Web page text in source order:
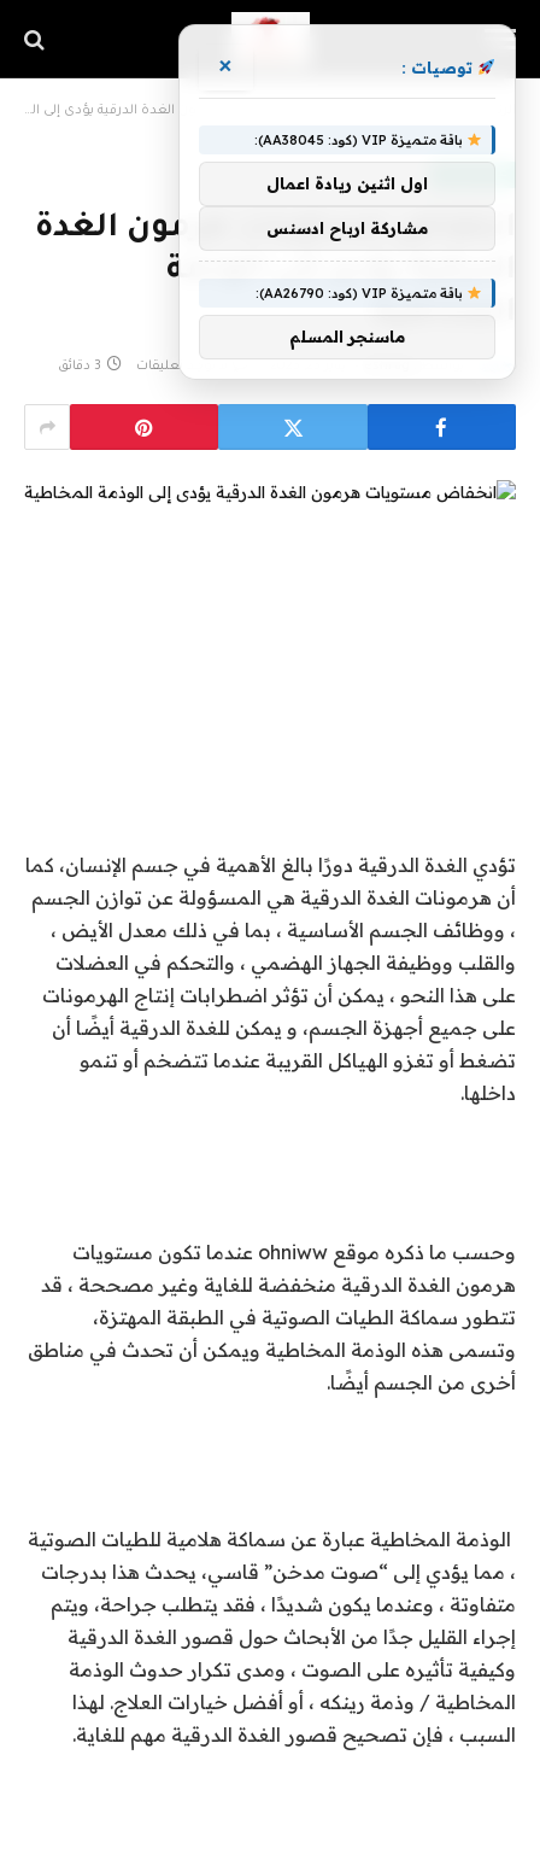
انخفاض مستويات هرمون الغدة الدرقية يؤدى إلى الوذمة المخاطية
انخفاض مستويات هرمون الغدة
الدرقية يؤدى إلى الوذمة
المخاطية
لا توجد تعليقات 3 دقائق
تؤدي الغدة الدرقية دورًا بالغ الأهمية في جسم الإنسان، كما
أن هرمونات الغدة الدرقية هي المسؤولة عن توازن الجسم
، ووظائف الجسم الأساسية ، بما في ذلك معدل الأيض ،
والقلب ووظيفة الجهاز الهضمي ، والتحكم في العضلات
على هذا النحو ، يمكن أن تؤثر اضطرابات إنتاج الهرمونات
على جميع أجهزة الجسم، و يمكن للغدة الدرقية أيضًا أن
تضغط أو تغزو الهياكل القريبة عندما تتضخم أو تنمو
داخلها.
وحسب ما ذكره موقع ohniww عندما تكون مستويات
هرمون الغدة الدرقية منخفضة للغاية وغير مصححة ، قد
تتطور سماكة الطيات الصوتية في الطبقة المهتزة،
وتسمى هذه الوذمة المخاطية ويمكن أن تحدث في مناطق
أخرى من الجسم أيضًا.
الوذمة المخاطية عبارة عن سماكة هلامية للطيات الصوتية
، مما يؤدي إلى “صوت مدخن” قاسي، يحدث هذا بدرجات
متفاوتة ، وعندما يكون شديدًا ، فقد يتطلب جراحة، ويتم
إجراء القليل جدًا من الأبحاث حول قصور الغدة الدرقية
وكيفية تأثيره على الصوت ، ومدى تكرار حدوث الوذمة
المخاطية / وذمة رينكه ، أو أفضل خيارات العلاج. لهذا
السبب ، فإن تصحيح قصور الغدة الدرقية مهم للغاية.
توصيات : ×
باقة متميزة VIP (كود: AA38045):
اول اثنين ريادة اعمال
مشاركة ارباح ادسنس
باقة متميزة VIP (كود: AA26790):
ماسنجر المسلم